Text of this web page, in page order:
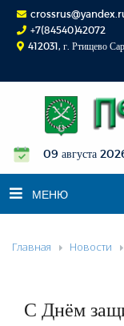
+7(84540)42072
412031, г. Ртищево
09 августа
МЕНЮ
НОВОСТИ
К СВЕДЕНИЮ
Главная Новости
С Днём